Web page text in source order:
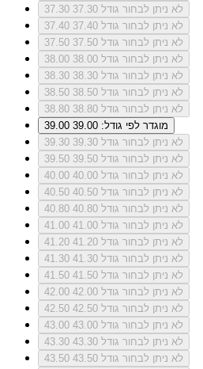
37.30
לא ניתן לבחור גודל 37.30
37.40
לא ניתן לבחור גודל 37.40
37.50
לא ניתן לבחור גודל 37.50
38.00
לא ניתן לבחור גודל 38.00
38.30
לא ניתן לבחור גודל 38.30
38.50
לא ניתן לבחור גודל 38.50
38.80
לא ניתן לבחור גודל 38.80
39.00
מוגדר לפי גודל: 39.00
39.30
לא ניתן לבחור גודל 39.30
39.50
לא ניתן לבחור גודל 39.50
40.00
לא ניתן לבחור גודל 40.00
40.50
לא ניתן לבחור גודל 40.50
40.80
לא ניתן לבחור גודל 40.80
41.00
לא ניתן לבחור גודל 41.00
41.20
לא ניתן לבחור גודל 41.20
41.30
לא ניתן לבחור גודל 41.30
41.50
לא ניתן לבחור גודל 41.50
42.00
לא ניתן לבחור גודל 42.00
42.50
לא ניתן לבחור גודל 42.50
43.00
לא ניתן לבחור גודל 43.00
43.30
לא ניתן לבחור גודל 43.30
43.50
לא ניתן לבחור גודל 43.50